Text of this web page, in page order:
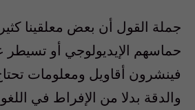
جملة القول أن بعض معلقينا
حماسهم الإيديولوجي أو تسيطر
فينشرون أقاويل ومعلومات
والدقة بدلا من الإفراط في